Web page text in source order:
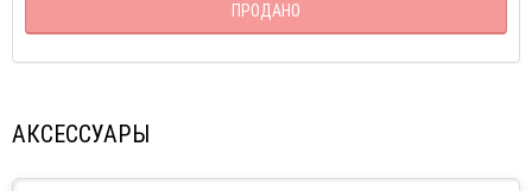
ПРОДАНО
АКСЕССУАРЫ